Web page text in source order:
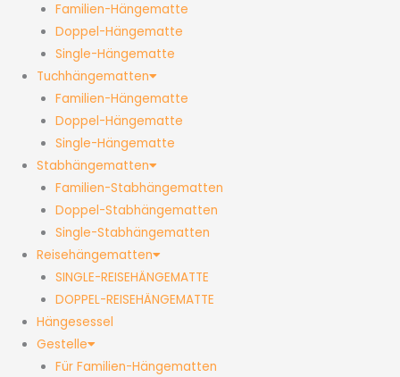
Familien-Hängematte
Doppel-Hängematte
Single-Hängematte
Tuchhängematten
Familien-Hängematte
Doppel-Hängematte
Single-Hängematte
Stabhängematten
Familien-Stabhängematten
Doppel-Stabhängematten
Single-Stabhängematten
Reisehängematten
SINGLE-REISEHÄNGEMATTE
DOPPEL-REISEHÄNGEMATTE
Hängesessel
Gestelle
Für Familien-Hängematten